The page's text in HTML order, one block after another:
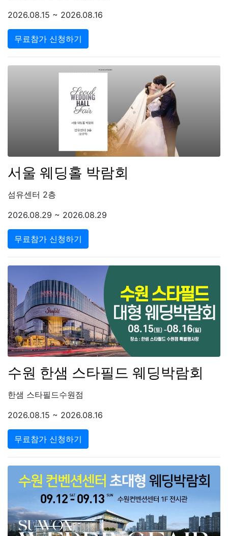
2026.08.15 ~ 2026.08.16
무료참가 신청하기
서울 웨딩홀 박람회
섬유센터 2층
2026.08.29 ~ 2026.08.29
무료참가 신청하기
수원 한샘 스타필드 웨딩박람회
한샘 스타필드수원점
2026.08.15 ~ 2026.08.16
무료참가 신청하기